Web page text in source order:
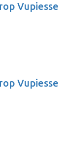
Vupiesse
Vupiesse